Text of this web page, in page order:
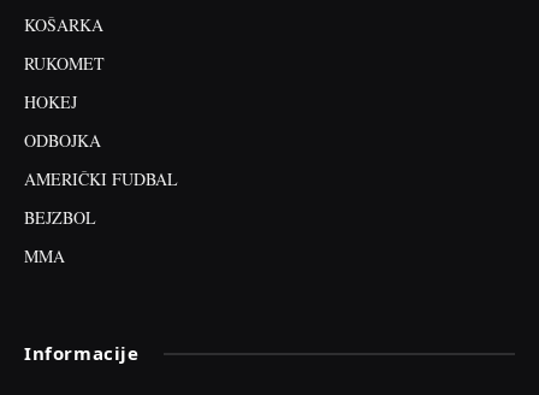
KOŠARKA
RUKOMET
HOKEJ
ODBOJKA
AMERIČKI FUDBAL
BEJZBOL
MMA
Informacije